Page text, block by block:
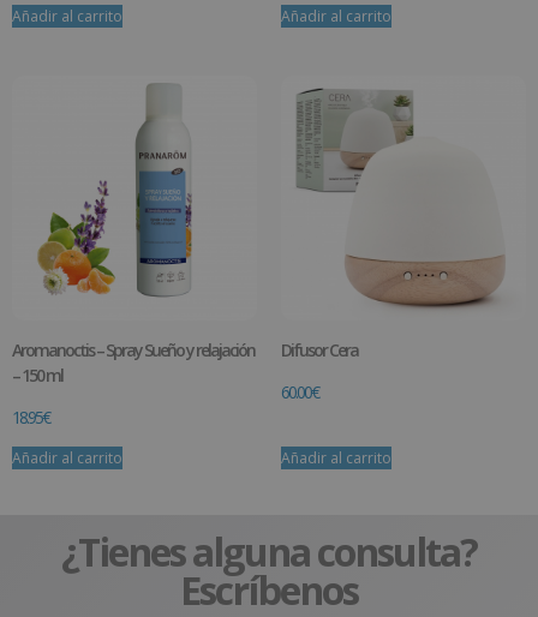
Añadir al carrito Añadir al carrito
Aromanoctis – Spray Sueño y relajación
– 150 ml
18.95€
Añadir al carrito
Difusor Cera
60.00€
Añadir al carrito
¿Tienes alguna consulta?
Escríbenos